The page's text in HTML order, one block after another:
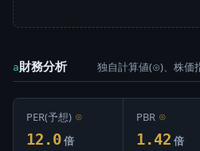
a財務分析 独自計算値(⊙)、株価
PER(予想) ⊙
12.0 倍
PBR ⊙
1.42 倍